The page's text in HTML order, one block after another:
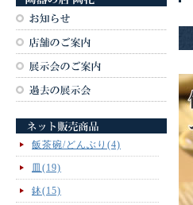
飯茶碗/どんぶり(4)
皿(19)
鉢(15)